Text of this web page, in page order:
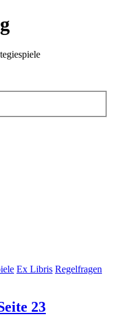
Ex Libris Regelfragen
23